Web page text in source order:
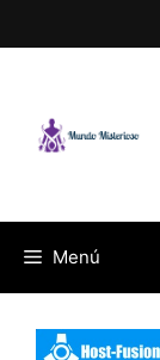
al
Menú